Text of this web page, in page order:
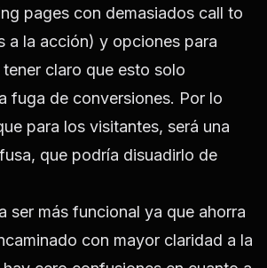
pages con demasiados call to
a la acción) y opciones para
claro que esto solo
fuga de conversiones. Por lo
para los visitantes, será una
que podría disuadirlo de
ser más funcional ya que ahorra
con mayor claridad a la